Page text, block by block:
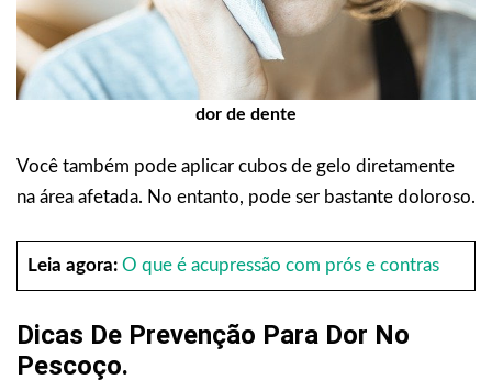
dor de dente
Você também pode aplicar cubos de gelo diretamente
na área afetada. No entanto, pode ser bastante doloroso.
Leia agora: O que é acupressão com prós e contras
Dicas De Prevenção Para Dor No
Pescoço.